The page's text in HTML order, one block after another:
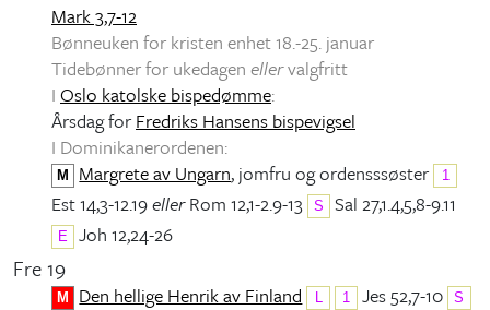
Mark 3,7-12
Bønneuken for kristen enhet 18.-25. januar
Tidebønner for ukedagen ellervalgfritt
I Oslo katolske bispedømme:
Årsdag forFredriks Hansens bispevigsel
I Dominikanerordenen:
M Margrete av Ungarn, jomfru og ordensssøster 1
Est 14,3-12.19ellerRom 12,1-2.9-13 S Sal 27,1.4,5,8-9.11
E Joh 12,24-26
Fre 19
M Den hellige Henrik av Finland L 1 Jes 52,7-10 S